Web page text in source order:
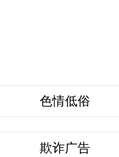
色情低俗
欺诈广告